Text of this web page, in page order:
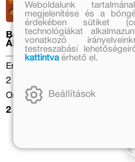
Babakönyvtár –
Állatkölykök az erdőben
Eredeti ár:
2 499 Ft
Online ár:
2 049 Ft
Weboldalunk
megjelenítése és a
érdekében sütiket
technológiákat
vonatkozó
testreszabási
kattintvaérhető el.
Beállítások